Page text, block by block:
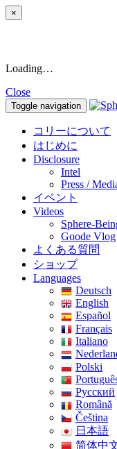
×
Loading…
Close
Toggle navigation
コリーについて
はじめに
Disclosure
Intel
Press /
イベント
Videos
Sphere-
Goode Vlog
よくある質問
ショップ
Languages
Deutsch
English
Español
Français
Italiano
Polski
Pусский
Română
Čeština
日本語
简体中